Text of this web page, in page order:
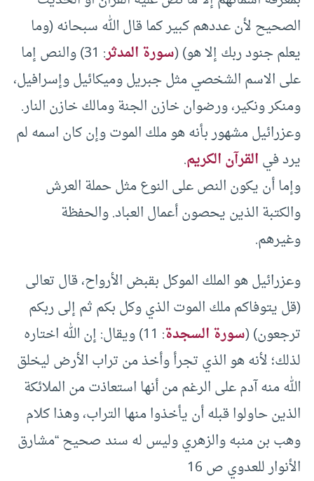
الصحيح لأن عددهم كبير كما قال الله سبحانه (وما
يعلم جنود ربك إلا هو) (سورة المدثر
: 31) والنص إما
على الاسم الشخصي مثل جبريل وميكائيل وإسرافيل،
ومنكر ونكير، ورضوان خازن الجنة ومالك خازن النار.
وعزرائيل مشهور بأنه هو ملك الموت وإن كان اسمه لم
يرد فيالقرآن الكريم.
وإما أن يكون النص على النوع مثل حملة العرش
والكتبة الذين يحصون أعمال العباد. والحفظة
وغيرهم.
وعزرائيل هو الملك الموكل بقبض الأرواح، قال تعالى
(قل يتوفاكم ملك الموت الذي وكل بكم ثم إلى ربكم
ترجعون) (سورة السجدة
: 11) ويقال: إن الله اختاره
لذلك؛ لأنه هو الذي تجرأ وأخذ من تراب الأرض ليخلق
الله منه آدم على الرغم من أنها استعاذت من الملائكة
الذين حاولوا قبله أن يأخذوا منها التراب، وهذا كلام
وهب بن منبه والزهري وليس له سند صحيح “مشارق
الأنوار للعدوي ص 16